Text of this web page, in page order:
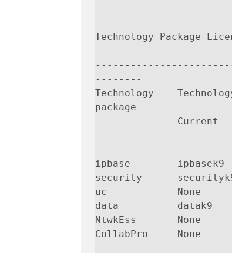
Technology Package
--------
Technology
package
--------
ipbase
security
uc            None
data          datak9
NtwkEss       None
CollabPro     None